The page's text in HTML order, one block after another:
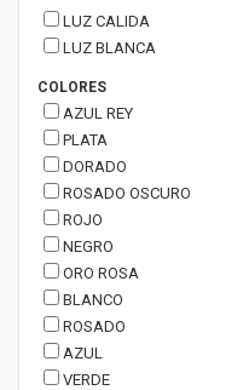
LUZ CALIDA
LUZ BLANCA
COLORES
AZUL REY
PLATA
DORADO
ROSADO OSCURO
ROJO
NEGRO
ORO ROSA
BLANCO
ROSADO
AZUL
VERDE